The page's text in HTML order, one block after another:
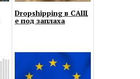
Dropshipping в САЩ
е под заплаха